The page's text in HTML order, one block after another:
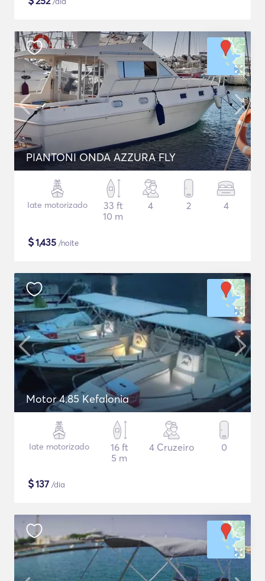
PIANTONI ONDA AZZURA FLY
Iate motorizado
33 ft
10 m
4 2 4
$1,435 /noite
Motor 4.85 Kefalonia
Iate motorizado
16 ft
5 m
4 Cruzeiro 0
$137 /dia